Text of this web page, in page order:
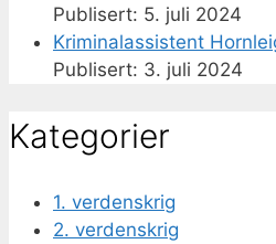
5. juli 2024
Kriminalassistent
3. juli 2024
Kategorier
1. verdenskrig
2. verdenskrig